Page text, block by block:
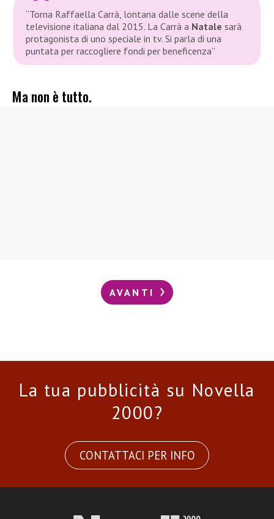
“Torna Raffaella Carrà, lontana dalle scene della
televisione italiana dal 2015. La Carrà a Natale sarà
protagonista di uno speciale in tv. Si parla di una
puntata per raccogliere fondi per beneficenza”
Ma non è tutto.
AVANTI
La tua pubblicità su Novella
2000?
CONTATTACI PER INFO